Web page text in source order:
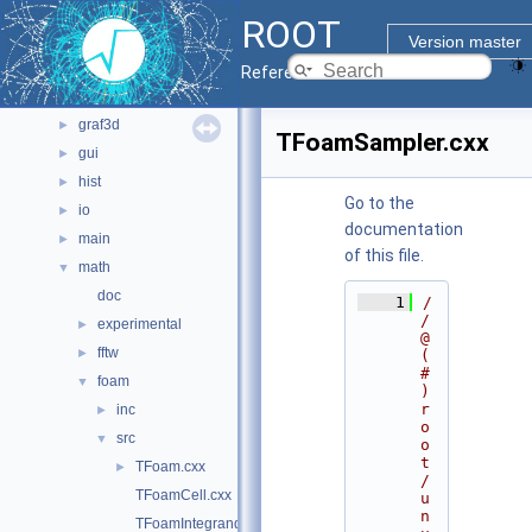
ROOT
Version master
Reference Guide
► core
► documentation
► geom
► graf2d
► graf3d
► gui
► hist
► io
► main
▼
math
doc
► experimental
► fftw
▼ foam
► inc
▼ src
►
TFoam.cxx
TFoamCell.cxx
TFoamIntegrand.cxx
TFoamSampler.cxx
Go to the
documentation
of this file.
    1
/
/
@
(
#
)
r
o
o
t
/
u
n